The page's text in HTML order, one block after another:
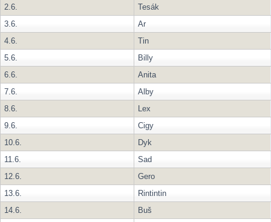
2.6.
Tesák
3.6.
Ar
4.6.
Tin
5.6.
Billy
6.6.
Anita
7.6.
Alby
8.6.
Lex
9.6.
Cigy
10.6.
Dyk
11.6.
Sad
12.6.
Gero
13.6.
Rintintin
14.6.
Buš